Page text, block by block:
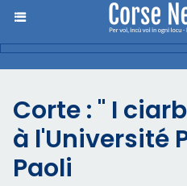
Corte : " I
à l'Université
Paoli